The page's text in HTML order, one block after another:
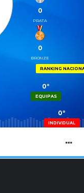
0
PRATA
0
BRONZE
RANKING
0º
EQUIPAS
0º
INDIVIDUAL